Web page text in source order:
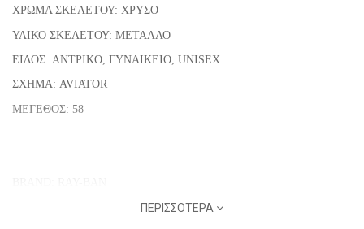
ΧΡΩΜΑ ΣΚΕΛΕΤΟΥ: ΧΡΥΣΟ
ΥΛΙΚΟ ΣΚΕΛΕΤΟΥ: ΜΕΤΑΛΛΟ
ΕΙΔΟΣ: ΑΝΤΡΙΚO, ΓΥΝΑΙΚΕΙO, UNISEX
ΣΧΗΜΑ: AVIATOR
ΜΕΓΕΘΟΣ: 58
ΠΕΡΙΣΣΌΤΕΡΑ